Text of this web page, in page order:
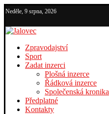
Neděle, 9 srpna, 2026
Zpravodajství
Sport
Zadat inzerci
Plošná inzerce
Řádková inzerce
Společenská kronika
Předplatné
Kontakty